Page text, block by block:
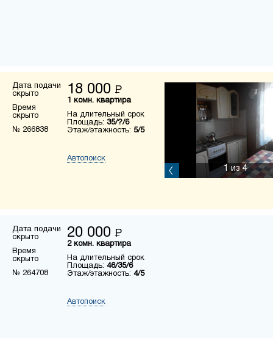
Дата подачи
скрыто
Время
скрыто
№ 266838
18 000 Р
1 комн. квартира
На длительный срок
Площадь: 35/?/6
Этаж/этажность: 5/5
Автопоиск
1 из 4
Дата подачи
скрыто
Время
скрыто
№ 264708
20 000 Р
2 комн. квартира
На длительный срок
Площадь: 46/35/6
Этаж/этажность: 4/5
Автопоиск